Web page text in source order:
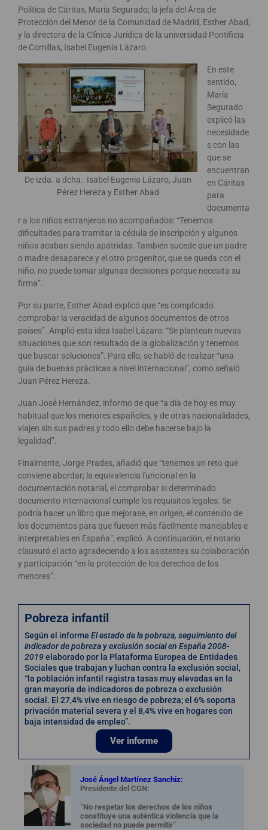
Política de Cáritas, María Segurado; la jefa del Área de
Protección del Menor de la Comunidad de Madrid, Esther Abad;
y la directora de la Clínica Jurídica de la universidad Pontificia
de Comillas, Isabel Eugenia Lázaro.
De izda. a dcha.: Isabel Eugenia Lázaro, Juan
Pérez Hereza y Esther Abad
En este
sentido,
María
Segurado
explicó las
necesidade
s con las
que se
encuentran
en Cáritas
para
documenta
r a los niños extranjeros no acompañados: “Tenemos
dificultades para tramitar la cédula de inscripción y algunos
niños acaban siendo apátridas. También sucede que un padre
o madre desaparece y el otro progenitor, que se queda con el
niño, no puede tomar algunas decisiones porque necesita su
firma”.
Por su parte, Esther Abad explicó que “es complicado
comprobar la veracidad de algunos documentos de otros
países”. Amplió esta idea Isabel Lázaro: “Se plantean nuevas
situaciones que son resultado de la globalización y tenemos
que buscar soluciones”. Para ello, se habló de realizar “una
guía de buenas prácticas a nivel internacional”, como señaló
Juan Pérez Hereza.
Juan José Hernández, informó de que “a día de hoy es muy
habitual que los menores españoles, y de otras nacionalidades,
viajen sin sus padres y todo ello debe hacerse bajo la
legalidad”.
Finalmente, Jorge Prades, añadió que “tenemos un reto que
conviene abordar; la equivalencia funcional en la
documentación notarial, el comprobar si determinado
documento internacional cumple los requisitos legales. Se
podría hacer un libro que mejorase, en origen, el contenido de
los documentos para que fuesen más fácilmente manejables e
interpretables en España”, explicó. A continuación, el notario
clausuró el acto agradeciendo a los asistentes su colaboración
y participación “en la protección de los derechos de los
menores”.
Pobreza infantil
Según el informe El estado de la pobreza, seguimiento del
indicador de pobreza y exclusión social en España 2008-
2019elaborado por la Plataforma Europea de Entidades
Sociales que trabajan y luchan contra la exclusión social,
“la población infantil registra tasas muy elevadas en la
gran mayoría de indicadores de pobreza o exclusión
social. El 27,4% vive en riesgo de pobreza; el 6% soporta
privación material severa y el 8,4% vive en hogares con
baja intensidad de empleo”.
Ver informe
José Ángel Martínez Sanchiz:
Presidente del CGN:
“No respetar los derechos de los niños
constituye una auténtica violencia que la
sociedad no puede permitir”